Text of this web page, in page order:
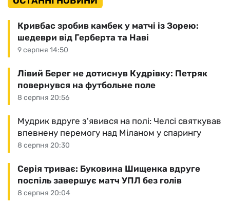
9 серпня 14:50
Кривбас зробив камбек у матчі із Зорею:
шедеври від Герберта та Наві
8 серпня 20:56
Лівий Берег не дотиснув Кудрівку: Петряк
повернувся на футбольне поле
8 серпня 20:30
Мудрик вдруге з'явився на полі: Челсі святкував
впевнену перемогу над Міланом у спарингу
8 серпня 20:04
Серія триває: Буковина Шищенка вдруге
поспіль завершує матч УПЛ без голів